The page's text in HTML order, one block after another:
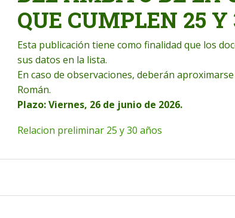
QUE CUMPLEN 25 Y
Esta publicación tiene como finalidad que los
sus datos en la lista.
En caso de observaciones, deberán
Román.
Plazo: Viernes, 26 de junio de 2026.
Relacion preliminar 25 y 30 años